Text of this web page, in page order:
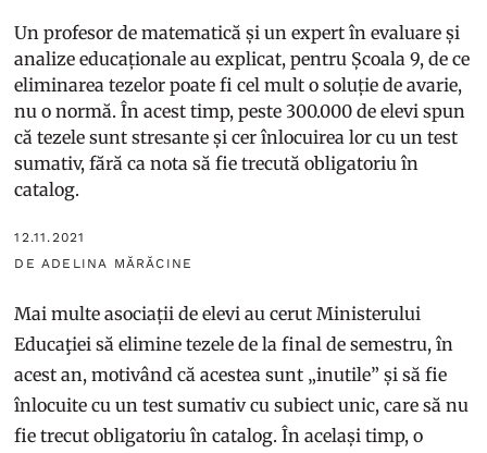
Un profesor de matematică și un expert în evaluare și
analize educaționale au explicat, pentru Școala 9, de ce
eliminarea tezelor poate fi cel mult o soluție de avarie,
nu o normă. În acest timp, peste 300.000 de elevi spun
că tezele sunt stresante și cer înlocuirea lor cu un test
sumativ, fără ca nota să fie trecută obligatoriu în
catalog.
12.11.2021
DE ADELINA MĂRĂCINE
Mai multe asociații de elevi au cerut Ministerului
Educaţiei să elimine tezele de la final de semestru, în
acest an, motivând că acestea sunt „inutile” și să fie
înlocuite cu un test sumativ cu subiect unic, care să nu
fie trecut obligatoriu în catalog. În același timp, o